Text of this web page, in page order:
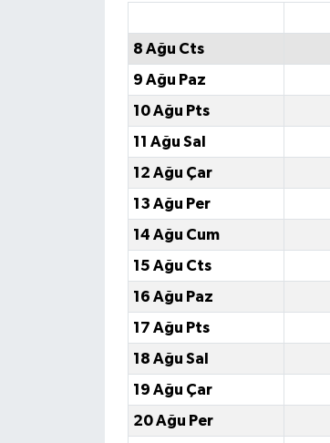
8 Ağu Cts
9 Ağu Paz
10 Ağu Pts
11 Ağu Sal
12 Ağu Çar
13 Ağu Per
14 Ağu Cum
15 Ağu Cts
16 Ağu Paz
17 Ağu Pts
18 Ağu Sal
19 Ağu Çar
20 Ağu Per